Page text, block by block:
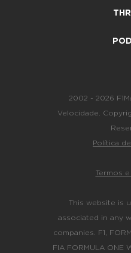
2002 - 2026
Velocidade.
Política
Termos
This website is
associated in any
companies. F1,
FIA FORMULA ONE